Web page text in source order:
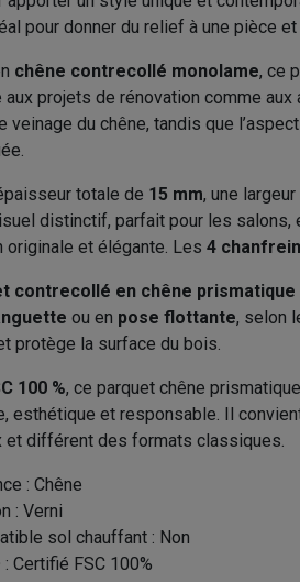
pour donner du relief à une pièce
chêne contrecollé monolame, ce
aux projets de rénovation comme
veinage du chêne, tandis que
totale de 15 mm, une largeur
distinctif, parfait pour les
originale et élégante. Les4
contrecollé en chêne
ou en pose flottante, selon
protège la surface du bois.
100 %, ce parquet chêne
esthétique et responsable. Il
et différent des formats classiques.
:Chêne
:Verni
sol chauffant : Non
:Certifié FSC 100%